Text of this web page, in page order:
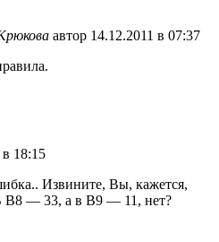
автор 14.12.2011 в 07:37
в 18:15
Извините, Вы, кажется,
В8 — 33, а в В9 — 11, нет?